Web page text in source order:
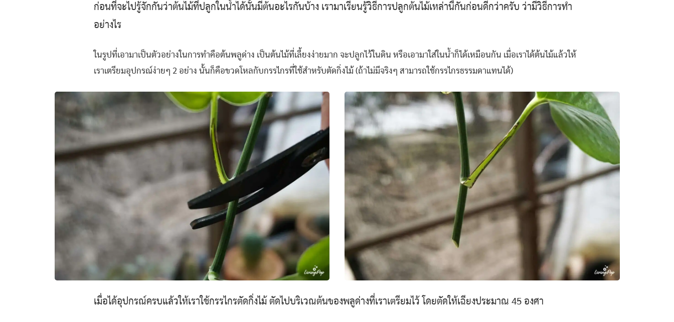
ก่อนที่จะไปรู้จักกันว่าต้นไม้ที่ปลูกในน้ำได้นั้นมีต้นอะไรกันบ้าง เรามาเรียนรู้วิธีการปลูกต้นไม้เหล่านี้กันก่อนดีกว่าครับ ว่ามีวิธีการทำ
อย่างไร
ในรูปที่เอามาเป็นตัวอย่างในการทำคือต้นพลูด่าง เป็นต้นไม้ที่เลี้ยงง่ายมาก จะปลูกไว้ในดิน หรือเอามาใส่ในน้ำก็ได้เหมือนกัน เมื่อเราได้ต้นไม้แล้วให้
เราเตรียมอุปกรณ์ง่ายๆ 2 อย่าง นั้นก็คือขวดโหลกับกรรไกรที่ใช้สำหรับตัดกิ่งไม้ (ถ้าไม่มีจริงๆ สามารถใช้กรรไกรธรรมดาแทนได้)
เมื่อได้อุปกรณ์ครบแล้วให้เราใช้กรรไกรตัดกิ่งไม้ ตัดไปบริเวณต้นของพลูด่างที่เราเตรียมไว้ โดยตัดให้เฉียงประมาณ 45 องศา